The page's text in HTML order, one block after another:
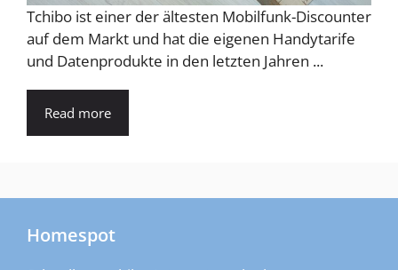
Tchibo ist einer der ältesten Mobilfunk-Discounter
auf dem Markt und hat die eigenen Handytarife
und Datenprodukte in den letzten Jahren ...
Read more
Homespot